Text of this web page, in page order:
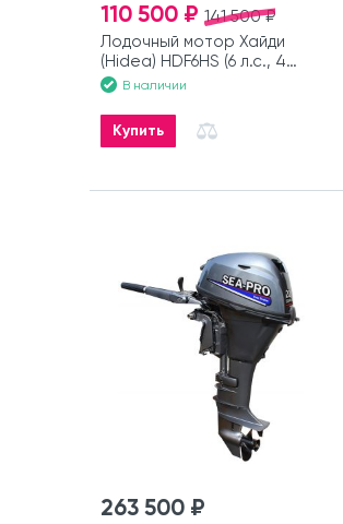
141 500 ₽
110 500 ₽
Лодочный мотор Хайди
(Hidea) HDF6HS (6 л.с., 4
такта)
В наличии
Купить
263 500 ₽